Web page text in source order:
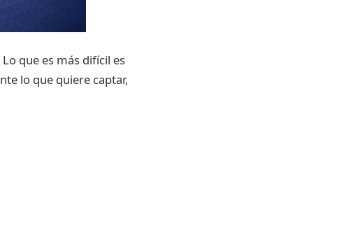
que es más difícil es
lo que quiere captar,